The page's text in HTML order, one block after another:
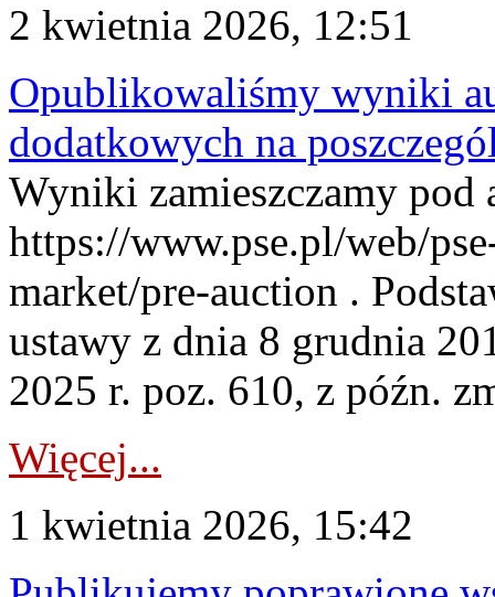
2 kwietnia 2026, 12:51
Opublikowaliśmy wyniki
dodatkowych na
Wyniki zamieszczamy pod
https://www.pse.pl/web/
market/pre-auction .
ustawy z dnia 8 grudnia
2025 r. poz. 610, z późn.
Więcej...
1 kwietnia 2026, 15:42